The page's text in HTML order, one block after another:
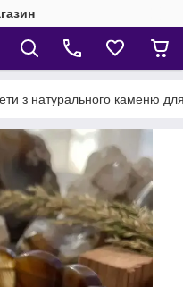
з натурального каменю